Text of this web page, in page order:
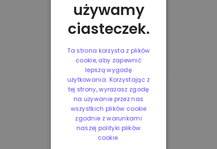
używamy
ciasteczek.
Ta strona korzysta z plików
cookie, aby zapewnić
lepszą wygodę
użytkowania. Korzystając z
tej strony, wyrażasz zgodę
na używanie przez nas
wszystkich plików cookie
zgodnie z warunkami
naszej polityki plików
cookie.